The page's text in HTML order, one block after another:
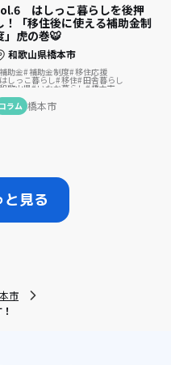
はしっこ暮らしを後押
！「移住後に使える補助金制
」虎の巻🐯
和歌山県橋本市
補助金 補助金制度 移住応援
はしっこ暮らし 移住 田舎暮らし
和歌山県 いなか暮らし 橋本市
移住コンシェルジュ
コラム 橋本市
見る
市